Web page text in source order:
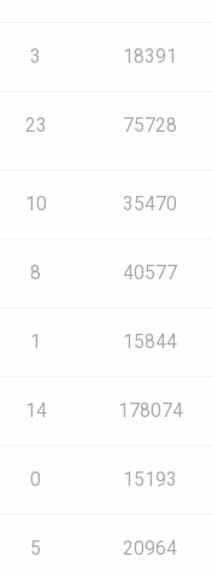
3 18391
23 75728
10 35470
8 40577
1 15844
14 178074
0 15193
5 20964